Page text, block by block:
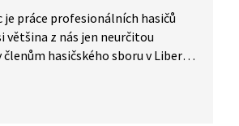
je práce profesionálních hasičů
většina z nás jen neurčitou
členům hasičského sboru v Liberci
i konkrétní zásahy. Radek